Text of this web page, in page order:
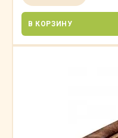
В КОРЗИНУ